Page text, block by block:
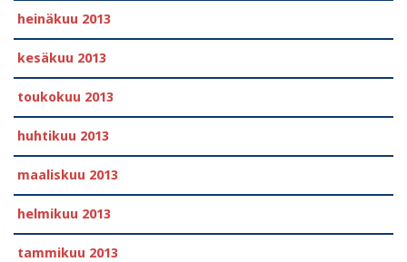
heinäkuu 2013
kesäkuu 2013
toukokuu 2013
huhtikuu 2013
maaliskuu 2013
helmikuu 2013
tammikuu 2013